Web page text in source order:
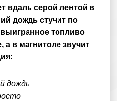
вдаль серой лентой в
дождь стучит по
топливо
а в магнитоле звучит
дождь